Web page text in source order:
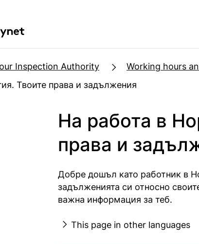
Inspection Authority
Working hours
Твоите права и задължения
На работа в
права и
Добре дошъл като работник в
задълженията си относно
важна информация за теб.
This page in other languages